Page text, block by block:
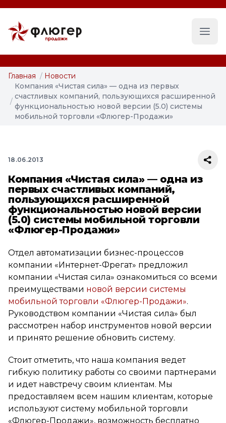
Главная / Новости
/
Компания «Чистая сила» — одна из первых
счастливых компаний, пользующихся расширенной
функциональностью новой версии (5.0) системы
мобильной торговли «Флюгер-Продажи»
18.06.2013
Компания «Чистая сила» — одна из
первых счастливых компаний,
пользующихся расширенной
функциональностью новой версии
(5.0) системы мобильной торговли
«Флюгер-Продажи»
Отдел автоматизации бизнес-процессов
компании «Интернет-Фрегат» предложил
компании «Чистая сила» ознакомиться со всеми
преимуществами новой версии системы
мобильной торговли «Флюгер-Продажи».
Руководством компании «Чистая сила» был
рассмотрен набор инструментов новой версии
и принято решение обновить систему.
Стоит отметить, что наша компания ведет
гибкую политику работы со своими партнерами
и идет навстречу своим клиентам. Мы
предоставляем всем нашим клиентам, которые
используют систему мобильной торговли
«Флюгер-Продажи», возможность бесплатно